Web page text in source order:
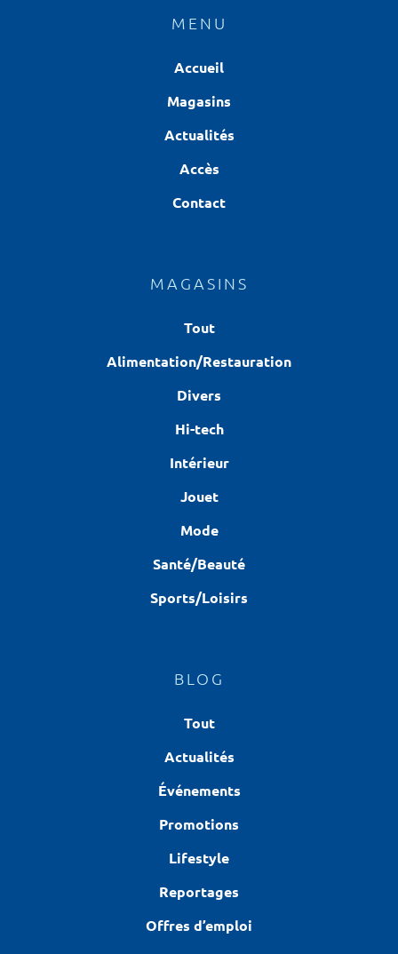
MENU
Accueil
Magasins
Actualités
Accès
Contact
MAGASINS
Tout
Alimentation/Restauration
Divers
Hi-tech
Intérieur
Jouet
Mode
Santé/Beauté
Sports/Loisirs
BLOG
Tout
Actualités
Événements
Promotions
Lifestyle
Reportages
Offres d’emploi